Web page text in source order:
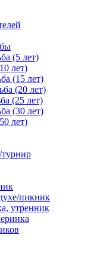
(5 лет)
лет)
(15 лет)
(20 лет)
(25 лет)
(30 лет)
лет)
пикник
утренник